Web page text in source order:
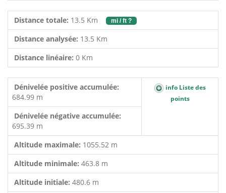
Distance totale: 13.5 Km mi / ft ?
Distance analysée: 13.5 Km
Distance linéaire: 0 Km
Dénivelée positive accumulée:
684.99 m
info Liste des
points
Dénivelée négative accumulée:
695.39 m
Altitude maximale: 1055.52 m
Altitude minimale: 463.8 m
Altitude initiale: 480.6 m